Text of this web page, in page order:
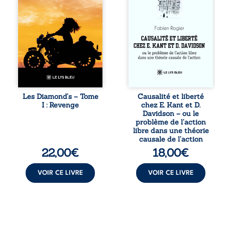
ne la prédestinait
à cette vie, mais
les épreuves ont
forgé une femme
dure, inaccessible
et résolue à ne
jamais dévoiler
ses faiblesses,
jusqu’à ce que le
croise sa route.
Chef d’une famille
de Nomads, Juan
Les Diamond’s – Tome
I : Revenge
22,00€
VOIR CE LIVRE
confrontation
entre les pensées
d’Emmanuel Kant
et de Donald
Davidson, cet
essai explore les
liens entre libre
déterminisme
responsabilité. De
la volonté
kantienne au
monisme anomal
de Davidson, il
interroge la
manière dont les
intentions et les
peuvent ...
Causalité et liberté
chez E. Kant et D.
Davidson – ou le
problème de l’action
libre dans une théorie
causale de l’action
18,00€
VOIR CE LIVRE